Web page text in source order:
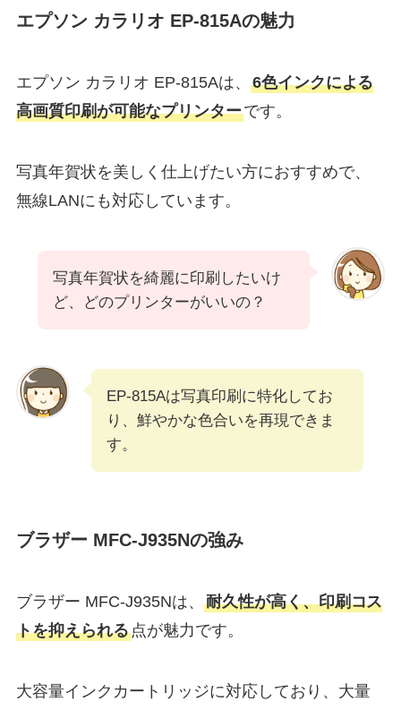
エプソン カラリオ EP-815Aの魅力
エプソン カラリオ EP-815Aは、 6色インクによる
高画質印刷が可能なプリンターです。
写真年賀状を美しく仕上げたい方におすすめで、
無線LANにも対応しています。
写真年賀状を綺麗に印刷したいけ
ど、どのプリンターがいいの？
EP-815Aは写真印刷に特化してお
り、鮮やかな色合いを再現できま
す。
ブラザー MFC-J935Nの強み
ブラザー MFC-J935Nは、 耐久性が高く、印刷コス
トを抑えられる点が魅力です。
大容量インクカートリッジに対応しており、大量